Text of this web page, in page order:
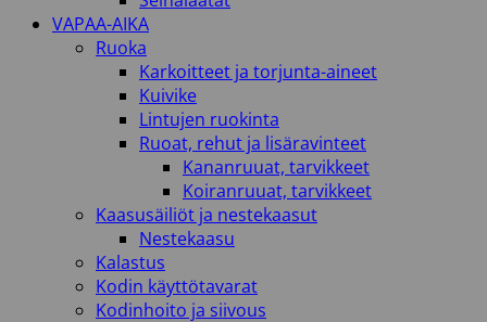
VAPAA-AIKA
Ruoka
Karkoitteet ja torjunta-aineet
Kuivike
Lintujen ruokinta
Ruoat, rehut ja lisäravinteet
Kananruuat, tarvikkeet
Koiranruuat, tarvikkeet
Kaasusäiliöt ja nestekaasut
Nestekaasu
Kalastus
Kodin käyttötavarat
Kodinhoito ja siivous